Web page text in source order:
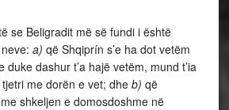
se Beligradit më së fundi i është
a) që Shqiprín s’e ha dot vetëm
duke dashur t’a hajë vetëm, mund t’ia
me dorën e vet; dhe b) që
shkeljen e domosdoshme në